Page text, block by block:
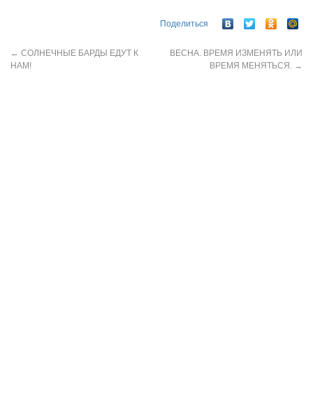
Поделиться
← СОЛНЕЧНЫЕ БАРДЫ ЕДУТ К
НАМ!
ВЕСНА. ВРЕМЯ ИЗМЕНЯТЬ ИЛИ
ВРЕМЯ МЕНЯТЬСЯ.
→